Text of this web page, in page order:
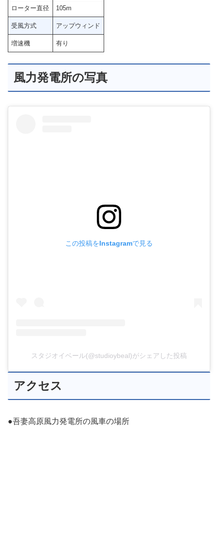
ローター直径 105m
受風方式 アップウィンド
増速機 有り
風力発電所の写真
この投稿をInstagramで見る
スタジオイベール(@studioybeal)がシェアした投稿
アクセス
●吾妻⾼原⾵⼒発電所の風車の場所